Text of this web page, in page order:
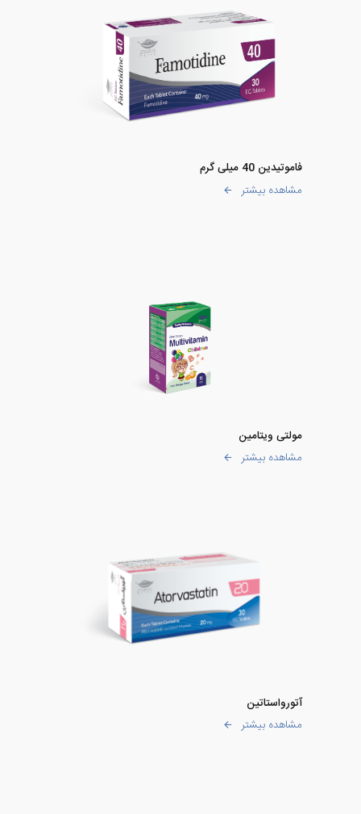
فاموتیدین 40 میلی گرم
مشاهده بیشتر
مولتی ویتامین
مشاهده بیشتر
آتورواستاتین
مشاهده بیشتر